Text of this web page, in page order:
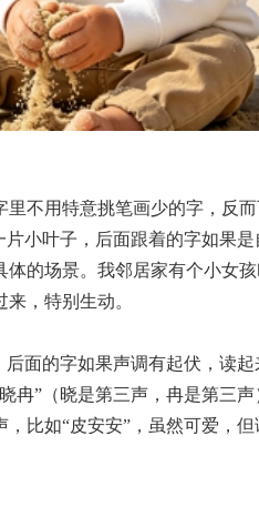
不用特意挑笔画少的字，反
小叶子，后面跟着的字如果是
的场景。我邻居家有个小女
，特别生动。
后面的字如果声调有起伏，读
冉”（晓是第三声，冉是第三
比如“皮安安”，虽然可爱，但